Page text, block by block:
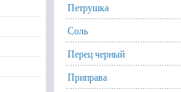
Петрушка
Соль
Перец черный
Приправа